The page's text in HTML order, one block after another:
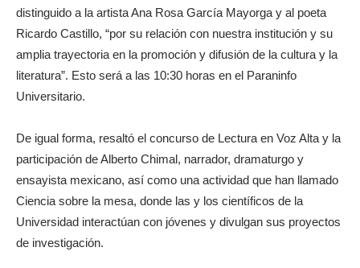
distinguido a la artista Ana Rosa García Mayorga y al poeta
Ricardo Castillo, “por su relación con nuestra institución y su
amplia trayectoria en la promoción y difusión de la cultura y la
literatura”. Esto será a las 10:30 horas en el Paraninfo
Universitario.
De igual forma, resaltó el concurso de Lectura en Voz Alta y la
participación de Alberto Chimal, narrador, dramaturgo y
ensayista mexicano, así como una actividad que han llamado
Ciencia sobre la mesa, donde las y los científicos de la
Universidad interactúan con jóvenes y divulgan sus proyectos
de investigación.